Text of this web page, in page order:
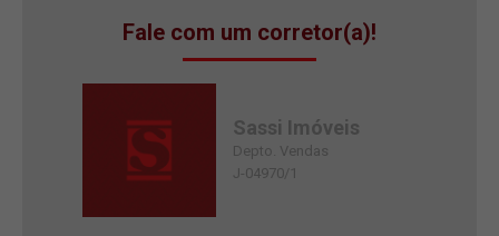
Fale com um corretor(a)!
Sassi Imóveis
Depto. Vendas
J-04970/1